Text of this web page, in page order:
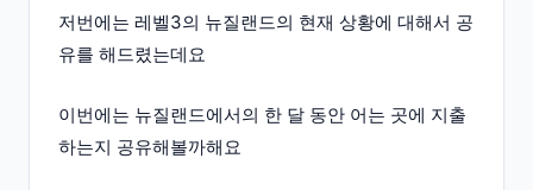
저번에는 레벨3의 뉴질랜드의 현재 상황에 대해서 공
유를 해드렸는데요
이번에는 뉴질랜드에서의 한 달 동안 어는 곳에 지출
하는지 공유해볼까해요